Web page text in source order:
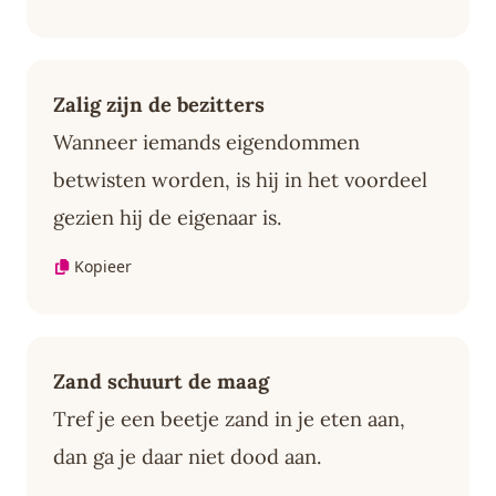
Zalig zijn de bezitters
Wanneer iemands eigendommen
betwisten worden, is hij in het voordeel
gezien hij de eigenaar is.
Kopieer
Zand schuurt de maag
Tref je een beetje zand in je eten aan,
dan ga je daar niet dood aan.